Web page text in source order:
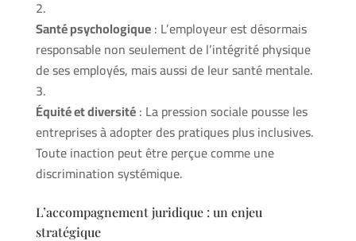
Santé psychologique: L’employeur est désormais
responsable non seulement de l’intégrité physique
de ses employés, mais aussi de leur santé mentale.
Équité et diversité: La pression sociale pousse les
entreprises à adopter des pratiques plus inclusives.
Toute inaction peut être perçue comme une
discrimination systémique.
L’accompagnement juridique : un enjeu
stratégique